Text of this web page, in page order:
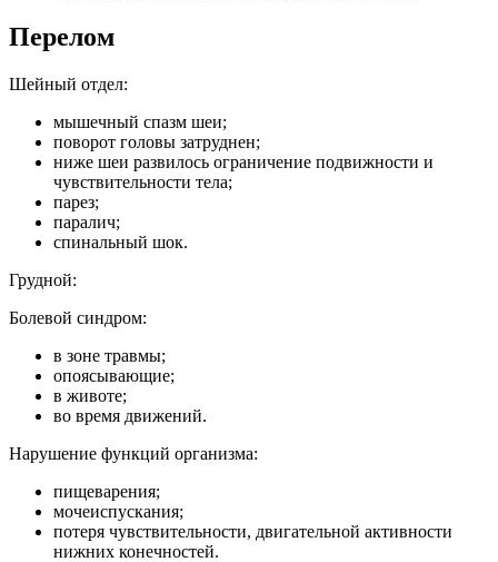
Перелом
Шейный отдел:
мышечный спазм шеи;
поворот головы затруднен;
ниже шеи развилось ограничение подвижности и
чувствительности тела;
парез;
паралич;
спинальный шок.
Грудной:
Болевой синдром:
в зоне травмы;
опоясывающие;
в животе;
во время движений.
Нарушение функций организма:
пищеварения;
мочеиспускания;
потеря чувствительности, двигательной активности
нижних конечностей.